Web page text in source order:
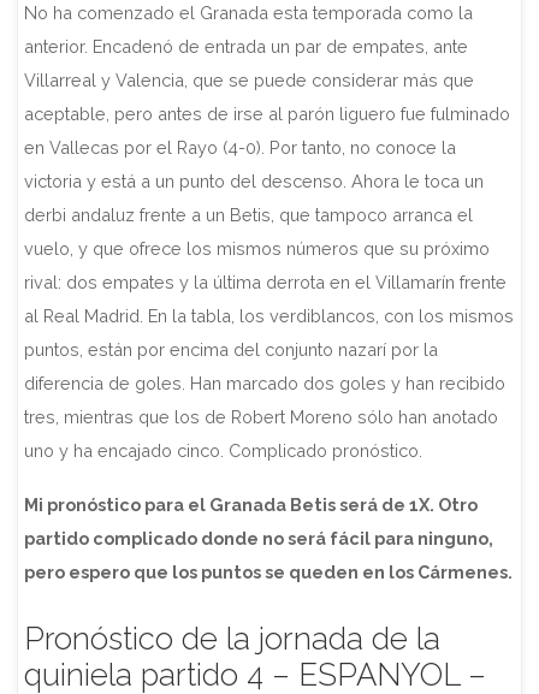
No ha comenzado el Granada esta temporada como la
anterior. Encadenó de entrada un par de empates, ante
Villarreal y Valencia, que se puede considerar más que
aceptable, pero antes de irse al parón liguero fue fulminado
en Vallecas por el Rayo (4-0). Por tanto, no conoce la
victoria y está a un punto del descenso. Ahora le toca un
derbi andaluz frente a un Betis, que tampoco arranca el
vuelo, y que ofrece los mismos números que su próximo
rival: dos empates y la última derrota en el Villamarín frente
al Real Madrid. En la tabla, los verdiblancos, con los mismos
puntos, están por encima del conjunto nazarí por la
diferencia de goles. Han marcado dos goles y han recibido
tres, mientras que los de Robert Moreno sólo han anotado
uno y ha encajado cinco. Complicado pronóstico.
Mi pronóstico para el Granada Betis será de 1X. Otro
partido complicado donde no será fácil para ninguno,
pero espero que los puntos se queden en los Cármenes.
Pronóstico de la jornada de la
quiniela partido 4 – ESPANYOL –